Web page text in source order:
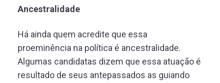
Ancestralidade
Há ainda quem acredite que essa
proeminência na política é ancestralidade.
Algumas candidatas dizem que essa atuação é
resultado de seus antepassados as guiando